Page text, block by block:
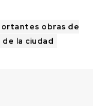
obras de
la ciudad